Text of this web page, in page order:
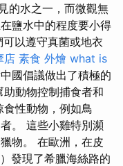
的水之一，而微觀無
鹽水中的程度要小得
可以遵守真菌或地衣
店 素食 外燴 what is
國倡議做出了積極的
動物控制捕食者和
性動物，例如鳥
。 這些小雞特別瀕
物。 在歐洲，在皮
發現了希臘海絲路的